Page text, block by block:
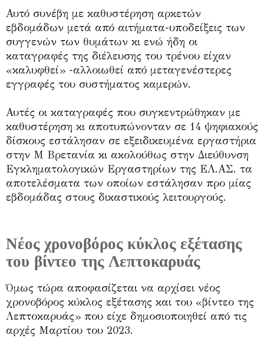
Αυτό συνέβη με καθυστέρηση αρκετών
εβδομάδων μετά από αιτήματα-υποδείξεις των
συγγενών των θυμάτων κι ενώ ήδη οι
καταγραφές της διέλευσης του τρένου είχαν
«καλυφθεί» -αλλοιωθεί από μεταγενέστερες
εγγραφές του συστήματος καμερών.
Αυτές οι καταγραφές που συγκεντρώθηκαν με
καθυστέρηση κι αποτυπώνονταν σε 14 ψηφιακούς
δίσκους εστάλησαν σε εξειδικευμένα εργαστήρια
στην Μ Βρετανία κι ακολούθως στην Διεύθυνση
Εγκληματολογικών Εργαστηρίων της ΕΛ.ΑΣ. τα
αποτελέσματα των οποίων εστάλησαν προ μίας
εβδομάδας στους δικαστικούς λειτουργούς.
Νέος χρονοβόρος κύκλος εξέτασης
του βίντεο της Λεπτοκαρυάς
Όμως τώρα αποφασίζεται να αρχίσει νέος
χρονοβόρος κύκλος εξέτασης και του «βίντεο της
Λεπτοκαρυάς» που είχε δημοσιοποιηθεί από τις
αρχές Μαρτίου του 2023.